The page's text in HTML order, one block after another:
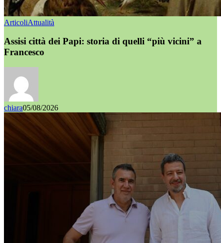
ArticoliAttualità
Assisi città dei Papi: storia di quelli “più vicini” a
Francesco
chiara05/08/2026